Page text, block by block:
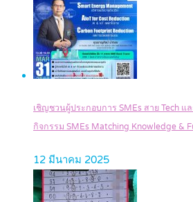
เชิญชวนผู้ประกอบการ SMEs สาย Tech แ
กิจกรรม SMEs Matching Knowledge &
12 มีนาคม 2025